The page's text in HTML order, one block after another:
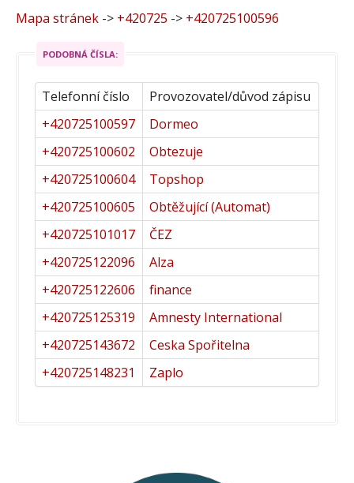
Mapa stránek -> +420725 -> +420725100596
PODOBNÁ ČÍSLA:
Telefonní číslo
Provozovatel/důvod zápisu
+420725100597
Dormeo
+420725100602
Obtezuje
+420725100604
Topshop
+420725100605
Obtěžující (Automat)
+420725101017
ČEZ
+420725122096
Alza
+420725122606
finance
+420725125319
Amnesty International
+420725143672
Ceska Spořitelna
+420725148231
Zaplo